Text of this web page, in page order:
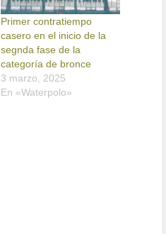
Primer contratiempo
casero en el inicio de la
segnda fase de la
categoría de bronce
3 marzo, 2025
En «Waterpolo»